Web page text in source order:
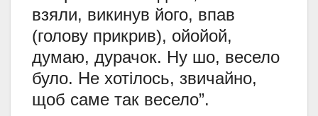
взяли, викинув його, впав
(голову прикрив), ойойой,
думаю, дурачок. Ну шо, весело
було. Не хотілось, звичайно,
щоб саме так весело”.